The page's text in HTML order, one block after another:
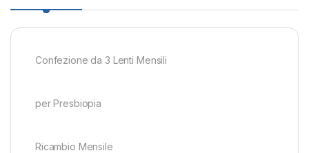
Confezione da 3 Lenti Mensili
per Presbiopia
Ricambio Mensile